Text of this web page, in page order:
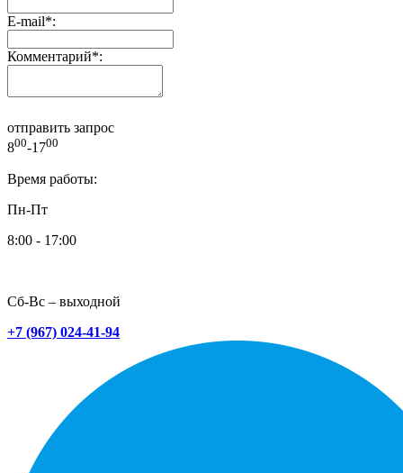
E-mail*:
Комментарий*:
отправить запрос
800-1700
Время работы:
Пн-Пт
8:00 - 17:00
Сб-Вс – выходной
+7 (967) 024-41-94